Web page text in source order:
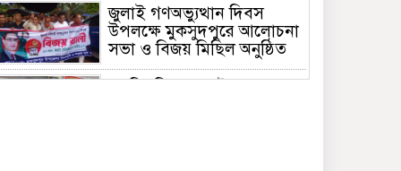
জুলাই গণঅভ্যুত্থান দিবস
উপলক্ষে মুকসুদপুরে আলোচনা
সভা ও বিজয় মিছিল অনুষ্ঠিত
গোবিপ্রবিতে জুলাই